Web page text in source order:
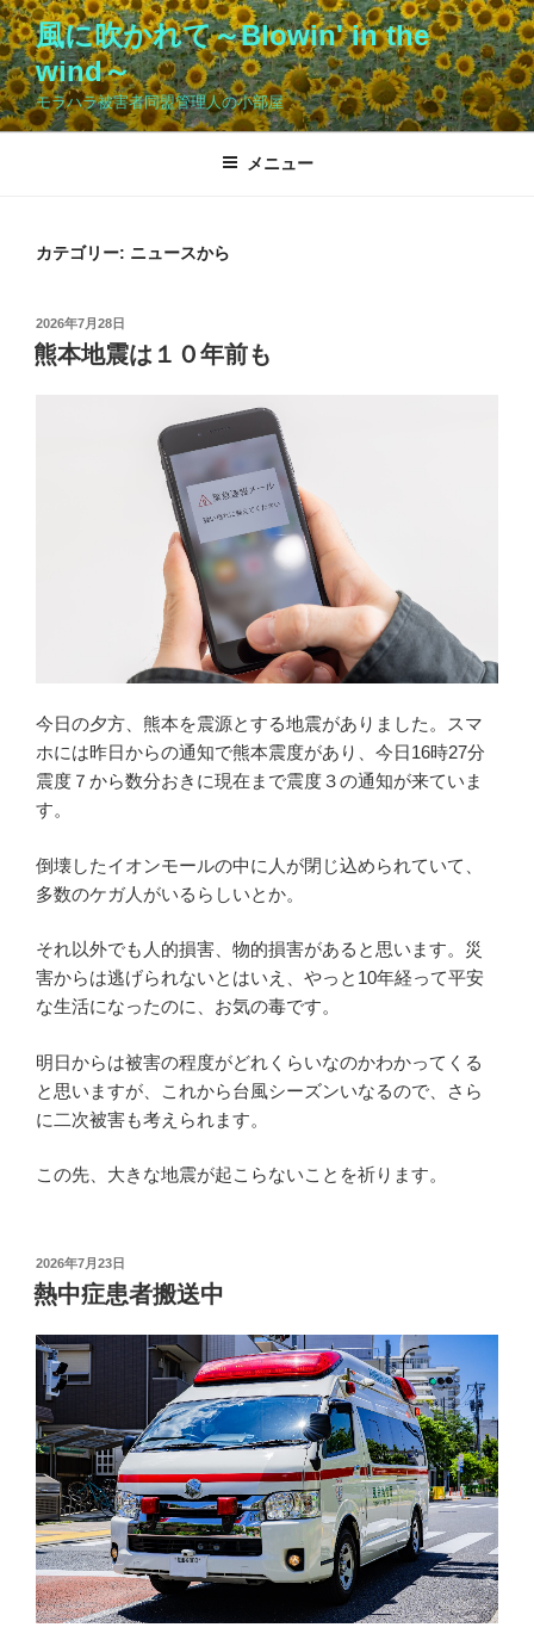
コ
ン
テ
ン
ツ
風に吹かれて～Blowin' in the
wind～
モラハラ被害者同盟管理人の小部屋
メニュー
カテゴリー: ニュースから
投
稿
日:
2026年7月28日
熊本地震は１０年前も
今日の夕方、熊本を震源とする地震がありました。スマ
ホには昨日からの通知で熊本震度があり、今日16時27分
震度７から数分おきに現在まで震度３の通知が来ていま
す。
倒壊したイオンモールの中に人が閉じ込められていて、
多数のケガ人がいるらしいとか。
それ以外でも人的損害、物的損害があると思います。災
害からは逃げられないとはいえ、やっと10年経って平安
な生活になったのに、お気の毒です。
明日からは被害の程度がどれくらいなのかわかってくる
と思いますが、これから台風シーズンいなるので、さら
に二次被害も考えられます。
この先、大きな地震が起こらないことを祈ります。
投
稿
日:
2026年7月23日
熱中症患者搬送中